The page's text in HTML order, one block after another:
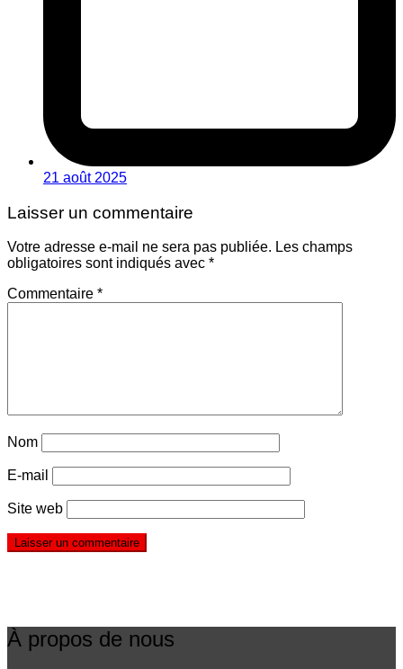
21 août 2025
Laisser un commentaire
Votre adresse e-mail ne sera pas publiée. Les champs
obligatoires sont indiqués avec *
Commentaire *
Nom
E-mail
Site web
À propos de nous